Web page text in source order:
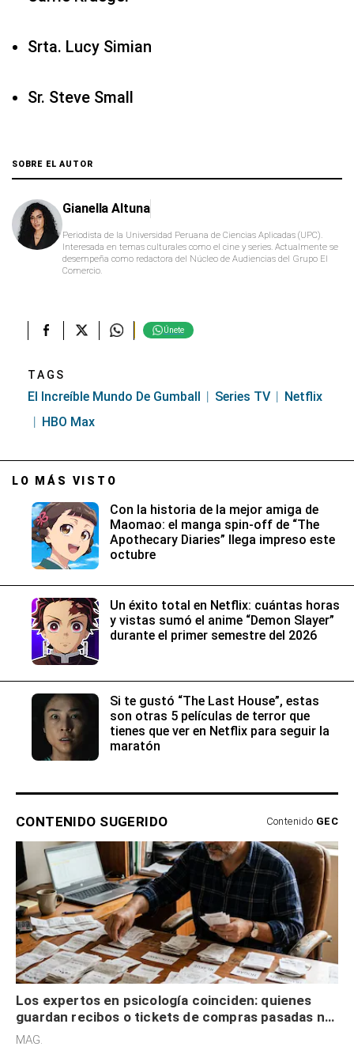
Srta. Lucy Simian
Sr. Steve Small
SOBRE EL AUTOR
Gianella Altuna
Periodista de la Universidad Peruana de Ciencias Aplicadas (UPC).
Interesada en temas culturales como el cine y series. Actualmente se
desempeña como redactora del Núcleo de Audiencias del Grupo El
Comercio.
Únete
TAGS
El Increíble Mundo De Gumball Series TV
Netflix
HBO Max
LO MÁS VISTO
Con la historia de la mejor amiga de
Maomao: el manga spin-off de “The
Apothecary Diaries” llega impreso este
octubre
Un éxito total en Netflix: cuántas horas
y vistas sumó el anime “Demon Slayer”
durante el primer semestre del 2026
Si te gustó “The Last House”, estas
son otras 5 películas de terror que
tienes que ver en Netflix para seguir la
maratón
CONTENIDO SUGERIDO Contenido GEC
Los expertos en psicología coinciden: quienes
guardan recibos o tickets de compras pasadas no
son acumuladores, sino que tienen necesidad de
MAG.